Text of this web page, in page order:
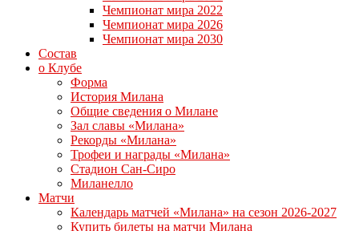
Чемпионат мира 2022
Чемпионат мира 2026
Чемпионат мира 2030
Состав
о Клубе
Форма
История Милана
Общие сведения о Милане
Зал славы «Милана»
Рекорды «Милана»
Трофеи и награды «Милана»
Стадион Сан-Сиро
Миланелло
Матчи
Календарь матчей «Милана» на сезон 2026-2027
Купить билеты на матчи Милана